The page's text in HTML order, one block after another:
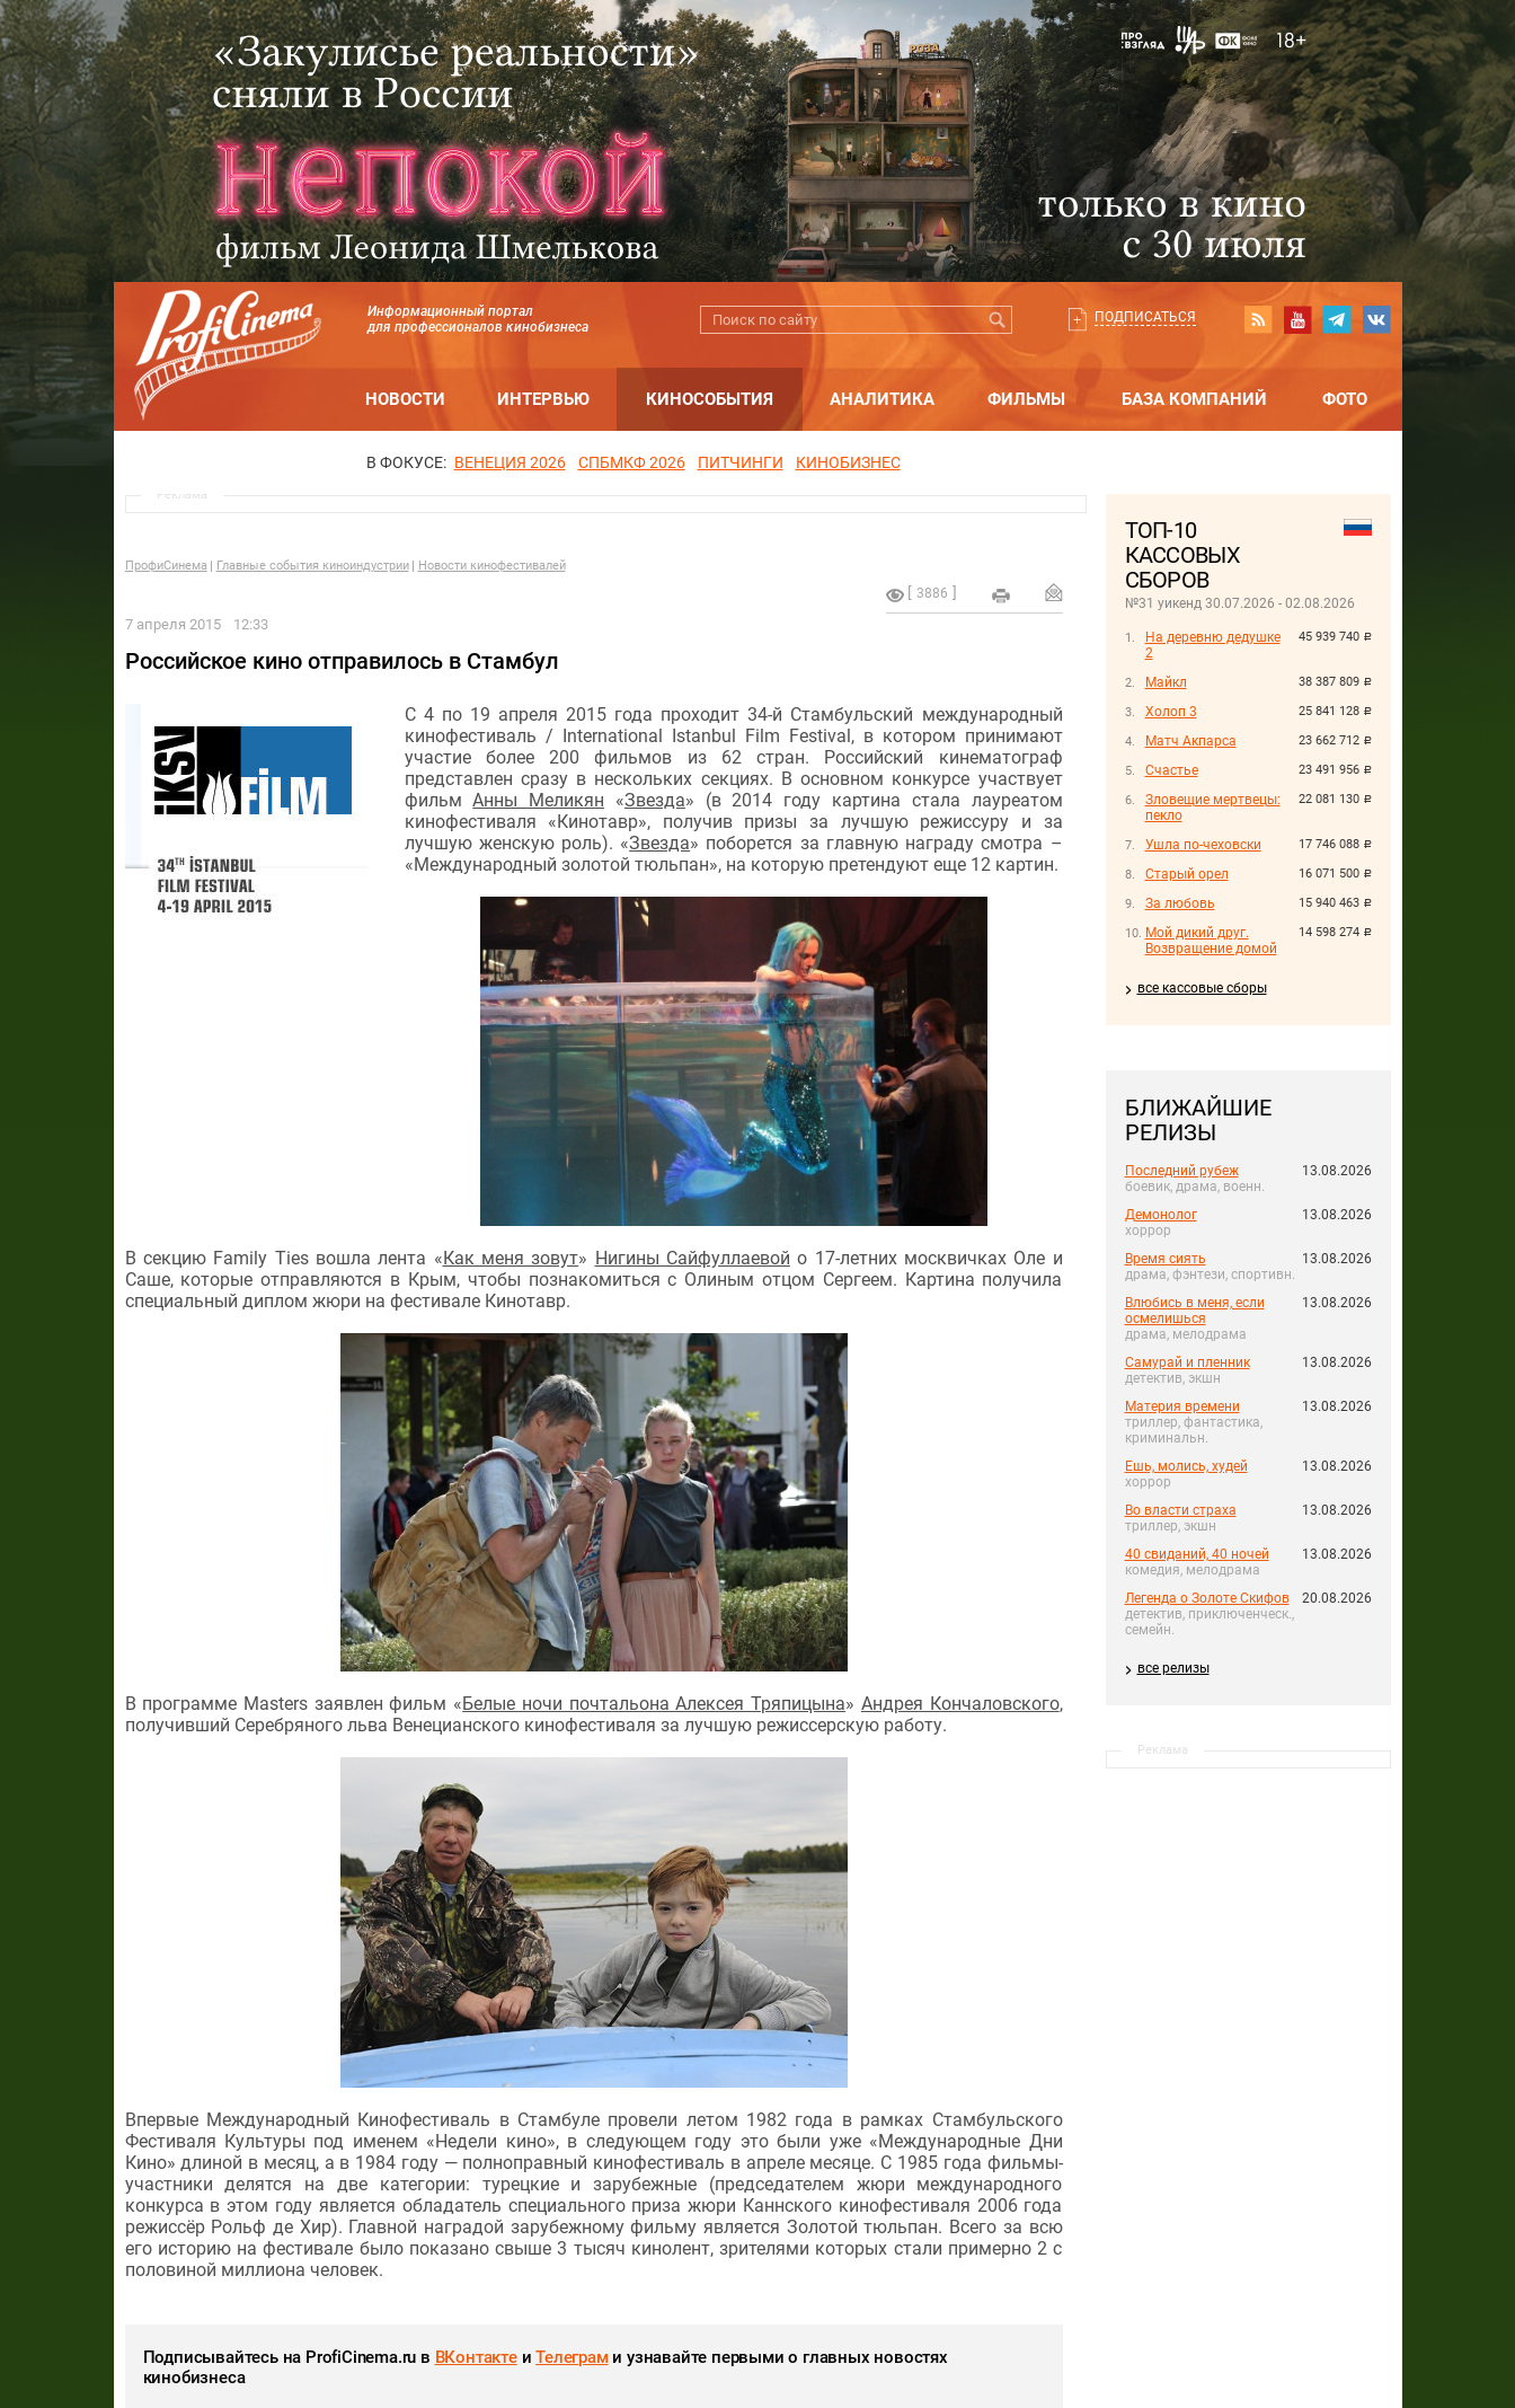
Информационный портал
для профессионалов кинобизнеса
ПОДПИСАТЬСЯ
НОВОСТИ ИНТЕРВЬЮ КИНОСОБЫТИЯ АНАЛИТИКА ФИЛЬМЫ БАЗА КОМПАНИЙ ФОТО
В ФОКУСЕ: ВЕНЕЦИЯ 2026 СПБМКФ 2026 ПИТЧИНГИ КИНОБИЗНЕС
ТОП-10
КАССОВЫХ
СБОРОВ
№31 уикенд 30.07.2026 - 02.08.2026
45 939 740 руб.
На деревню дедушке
2
38 387 809 руб.
Майкл
25 841 128 руб.
Холоп 3
23 662 712 руб.
Матч Акпарса
23 491 956 руб.
Счастье
22 081 130 руб.
Зловещие мертвецы:
пекло
17 746 088 руб.
Ушла по-чеховски
16 071 500 руб.
Старый орел
15 940 463 руб.
За любовь
14 598 274 руб.
Мой дикий друг.
Возвращение домой
все кассовые сборы
БЛИЖАЙШИЕ
РЕЛИЗЫ
Последний рубеж
боевик, драма, военн.
13.08.2026
Демонолог
хоррор
13.08.2026
Время сиять
драма, фэнтези, спортивн.
13.08.2026
Влюбись в меня, если
осмелишься
драма, мелодрама
13.08.2026
Самурай и пленник
детектив, экшн
13.08.2026
Материя времени
триллер, фантастика,
криминальн.
13.08.2026
Ешь, молись, худей
хоррор
13.08.2026
Во власти страха
триллер, экшн
13.08.2026
40 свиданий, 40 ночей
комедия, мелодрама
13.08.2026
Легенда о Золоте Скифов
детектив, приключенческ.,
семейн.
20.08.2026
все релизы
Реклама
Реклама
ПрофиСинема Главные события киноиндустрии Новости кинофестивалей
3886
7 апреля 2015 12:33
Российское кино отправилось в Стамбул
С 4 по 19 апреля 2015 года проходит 34-й Стамбульский международный
кинофестиваль / International Istanbul Film Festival, в котором принимают
участие более 200 фильмов из 62 стран. Российский кинематограф
представлен сразу в нескольких секциях. В основном конкурсе участвует
фильмАнны Меликян «Звезда» (в 2014 году картина стала лауреатом
кинофестиваля «Кинотавр», получив призы за лучшую режиссуру и за
лучшую женскую роль). «Звезда» поборется за главную награду смотра –
«Международный золотой тюльпан», на которую претендуют еще 12 картин.
В секцию Family Ties вошла лента «Как меня зовут» Нигины Сайфуллаевой о 17-летних москвичках Оле и
Саше, которые отправляются в Крым, чтобы познакомиться с Олиным отцом Сергеем. Картина получила
специальный диплом жюри на фестивале Кинотавр.
В программе Masters заявлен фильм «Белые ночи почтальона Алексея Тряпицына» Андрея Кончаловского,
получивший Серебряного льва Венецианского кинофестиваля за лучшую режиссерскую работу.
Впервые Международный Кинофестиваль в Стамбуле провели летом 1982 года в рамках Стамбульского
Фестиваля Культуры под именем «Недели кино», в следующем году это были уже «Международные Дни
Кино» длиной в месяц, а в 1984 году — полноправный кинофестиваль в апреле месяце. С 1985 года фильмы-
участники делятся на две категории: турецкие и зарубежные (председателем жюри международного
конкурса в этом году является обладатель специального приза жюри Каннского кинофестиваля 2006 года
режиссёр Рольф де Хир). Главной наградой зарубежному фильму является Золотой тюльпан. Всего за всю
его историю на фестивале было показано свыше 3 тысяч кинолент, зрителями которых стали примерно 2 с
половиной миллиона человек.
Подписывайтесь на ProfiCinema.ru в ВКонтактеиТелеграми узнавайте первыми о главных новостях
кинобизнеса